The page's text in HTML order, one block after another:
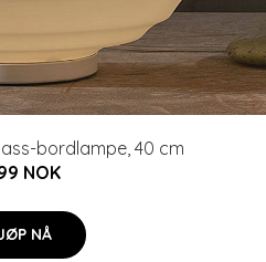
bordlampe, 40 cm
NOK
NÅ